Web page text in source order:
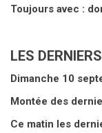
Toujours avec :
LES DERNIERS
Dimanche 10
Montée des
Ce matin les